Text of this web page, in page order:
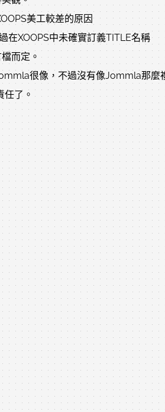
美工較差的原因
在XOOPS中未確實訂義TITLE名稱
而定。
很像，不過沒有像Jommla那
了。